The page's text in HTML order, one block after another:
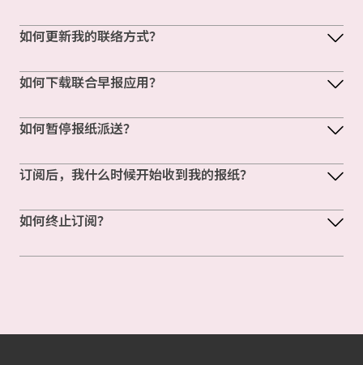
如何更新我的联络方式？
如何下载联合早报应用？
如何暂停报纸派送？
订阅后，我什么时候开始收到我的报纸？
如何终止订阅？